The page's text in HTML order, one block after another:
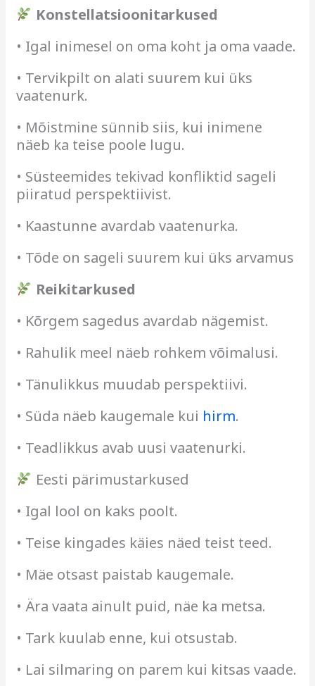
Konstellatsioonitarkused
• Igal inimesel on oma koht ja oma vaade.
• Tervikpilt on alati suurem kui üks
vaatenurk.
• Mõistmine sünnib siis, kui inimene
näeb ka teise poole lugu.
• Süsteemides tekivad konfliktid sageli
piiratud perspektiivist.
• Kaastunne avardab vaatenurka.
• Tõde on sageli suurem kui üks arvamus
Reikitarkused
• Kõrgem sagedus avardab nägemist.
• Rahulik meel näeb rohkem võimalusi.
• Tänulikkus muudab perspektiivi.
• Süda näeb kaugemale kui hirm.
• Teadlikkus avab uusi vaatenurki.
Eesti pärimustarkused
• Igal lool on kaks poolt.
• Teise kingades käies näed teist teed.
• Mäe otsast paistab kaugemale.
• Ära vaata ainult puid, näe ka metsa.
• Tark kuulab enne, kui otsustab.
• Lai silmaring on parem kui kitsas vaade.